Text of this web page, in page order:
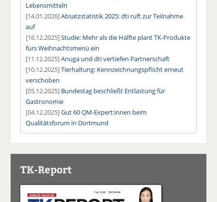
Lebensmitteln
[14.01.2026]Absatzstatistik 2025: dti ruft zur Teilnahme
auf
[16.12.2025]Studie: Mehr als die Hälfte plant TK-Produkte
fürs Weihnachtsmenü ein
[11.12.2025]Anuga und dti vertiefen Partnerschaft
[10.12.2025]Tierhaltung: Kennzeichnungspflicht erneut
verschoben
[05.12.2025] Bundestag beschließt Entlastung für
Gastronomie
[04.12.2025]Gut 60 QM-Expert:innen beim
Qualitätsforum in Dortmund
TK-Report